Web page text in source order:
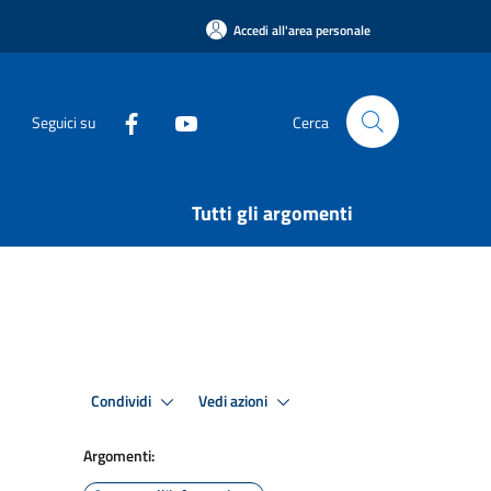
Accedi all'area personale
Seguici su Cerca
Tutti gli argomenti
Condividi Vedi azioni
Argomenti: